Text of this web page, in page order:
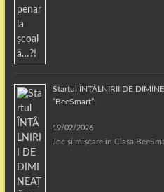
Startul ÎNTÂLNIRII DE
“BeeSmart”!
19/02/2026
Joc și mișcare în Clasa